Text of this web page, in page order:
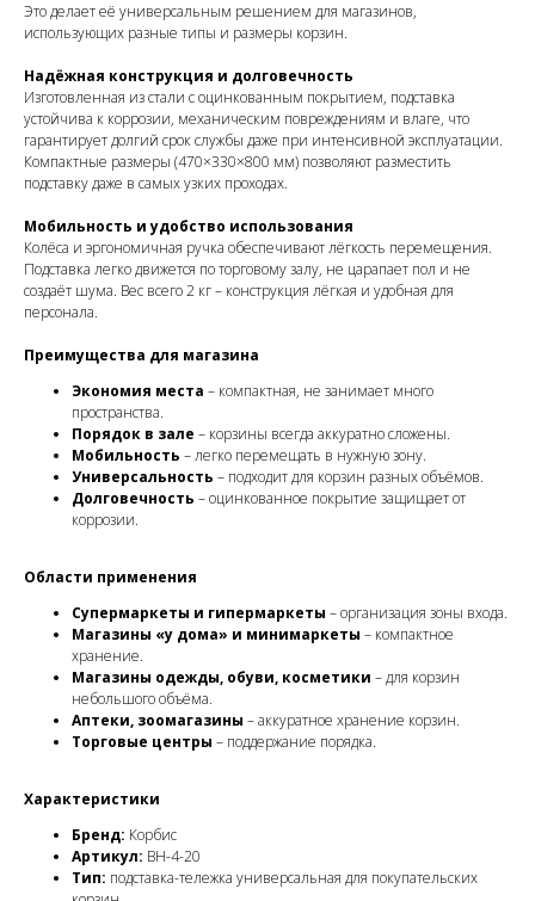
Это делает её универсальным решением для магазинов,
использующих разные типы и размеры корзин.
Надёжная конструкция и долговечность
Изготовленная из стали с оцинкованным покрытием, подставка
устойчива к коррозии, механическим повреждениям и влаге, что
гарантирует долгий срок службы даже при интенсивной эксплуатации.
Компактные размеры (470×330×800 мм) позволяют разместить
подставку даже в самых узких проходах.
Мобильность и удобство использования
Колёса и эргономичная ручка обеспечивают лёгкость перемещения.
Подставка легко движется по торговому залу, не царапает пол и не
создаёт шума. Вес всего 2 кг – конструкция лёгкая и удобная для
персонала.
Преимущества для магазина
Экономия места – компактная, не занимает много
пространства.
Порядок в зале – корзины всегда аккуратно сложены.
Мобильность – легко перемещать в нужную зону.
Универсальность – подходит для корзин разных объёмов.
Долговечность – оцинкованное покрытие защищает от
коррозии.
Области применения
Супермаркеты и гипермаркеты – организация зоны входа.
Магазины «у дома» и минимаркеты – компактное
хранение.
Магазины одежды, обуви, косметики – для корзин
небольшого объёма.
Аптеки, зоомагазины – аккуратное хранение корзин.
Торговые центры – поддержание порядка.
Характеристики
Бренд: Корбис
Артикул: BH-4-20
Тип: подставка-тележка универсальная для покупательских